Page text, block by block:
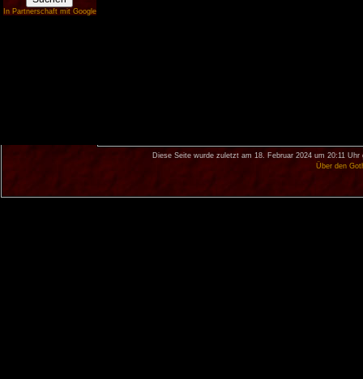
In Partnerschaft mit Google
Diese Seite wurde zuletzt am 18. Februar 2024 um 20:11 Uhr
Über den